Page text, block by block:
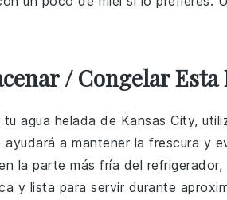
/ Congelar Esta
tu agua helada de Kansas City,
a mantener la frescura y
la parte más fría del
y lista para servir durante